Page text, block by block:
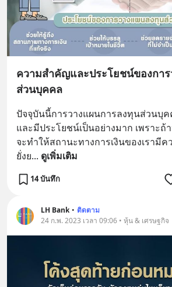
ความสำคัญและประโยชน์ของกา
ส่วนบุคคล
ปัจจุบันนี้การวางแผนการลงทุนส่วนบุ
และมีประโยชน์เป็นอย่างมาก เพราะถ้
จะทำให้สถานะทางการเงินของเรามีค
ยั่งย... ดูเพิ่มเติม
14 บันทึก
LH Bank • ติดตาม
24 ก.พ. 2023 เวลา 09:06 • หุ้น & เศรษฐกิจ